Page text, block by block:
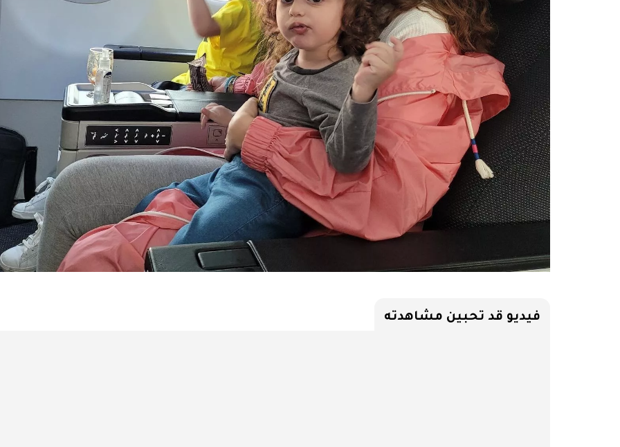
فيديو قد تحبين مشاهدته